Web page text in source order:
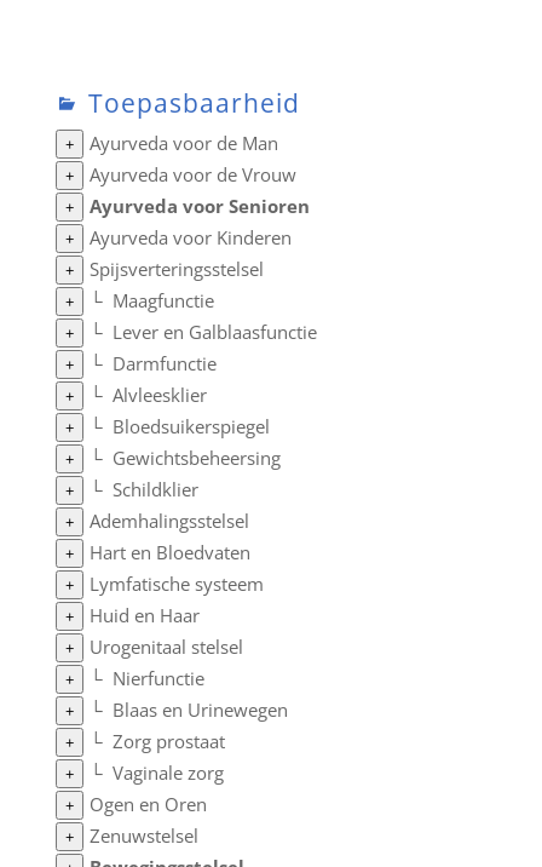
Toepasbaarheid
+ Ayurveda voor de Man
+ Ayurveda voor de Vrouw
+ Ayurveda voor Senioren
+ Ayurveda voor Kinderen
+ Spijsverteringsstelsel
+ └ Maagfunctie
+ └ Lever en Galblaasfunctie
+ └ Darmfunctie
+ └ Alvleesklier
+ └ Bloedsuikerspiegel
+ └ Gewichtsbeheersing
+ └ Schildklier
+ Ademhalingsstelsel
+ Hart en Bloedvaten
+ Lymfatische systeem
+ Huid en Haar
+ Urogenitaal stelsel
+ └ Nierfunctie
+ └ Blaas en Urinewegen
+ └ Zorg prostaat
+ └ Vaginale zorg
+ Ogen en Oren
+ Zenuwstelsel